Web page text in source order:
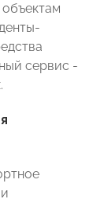
сервис -